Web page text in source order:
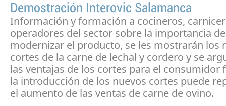
Demostración Interovic Salamanca
Información y formación a cocineros,
operadores del sector sobre la importancia de
modernizar el producto, se les mostrarán los
cortes de la carne de lechal y cordero y se
las ventajas de los cortes para el consumidor
la introducción de los nuevos cortes puede
el aumento de las ventas de carne de ovino.